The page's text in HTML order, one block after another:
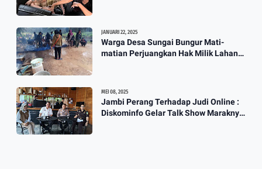
JANUARI 22, 2025
Warga Desa Sungai Bungur Mati-
matian Perjuangkan Hak Milik Lahan
MEI 08, 2025
Jambi Perang Terhadap Judi Online :
Diskominfo Gelar Talk Show Maraknya